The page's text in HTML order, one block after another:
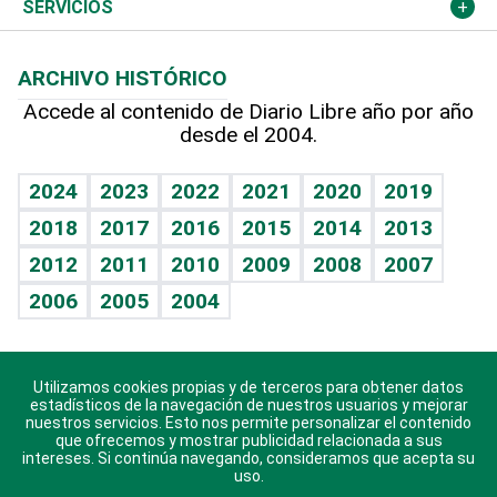
Hablando con el pediatra
Vida y familia
Eñe
Celebrando la vida
Sin complejos
En pocas palabras
Escuchando al corazón
Economía Personal
Más deportes
TBT Deportivo
Columnistas
Más firmas
Cambio climático
Opinión
Hecho en casa
Guía del dinero
SERVICIOS
Cumpleaños
Horóscopos
Crucigramas
ARCHIVO HISTÓRICO
Accede al contenido de Diario Libre año por año
desde el 2004.
2024 2023 2022 2021 2020
2019
2018
2017 2016 2015 2014
2013
2012
2011 2010 2009 2008
2007
2006
2005 2004
Descarga nuestras aplicaciones para Android, iOS y
sistema Huawei.
Utilizamos cookies propias y de terceros para obtener datos
estadísticos de la navegación de nuestros usuarios y mejorar
nuestros servicios. Esto nos permite personalizar el contenido
que ofrecemos y mostrar publicidad relacionada a sus
intereses. Si continúa navegando, consideramos que acepta su
uso.